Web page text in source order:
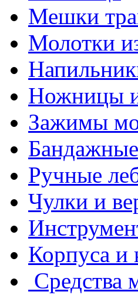
Мешки
Молотки
Ножницы
Зажимы
Ручные
Чулки и
Корпуса и
Средства